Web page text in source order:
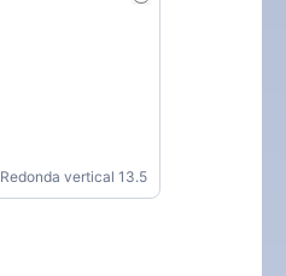
Redonda vertical 13.5